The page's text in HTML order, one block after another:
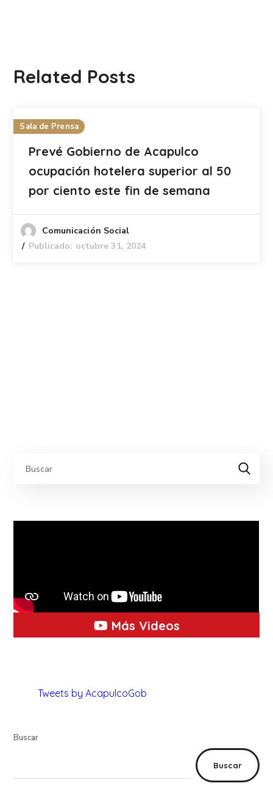
Related Posts
Sala de Prensa
Prevé Gobierno de Acapulco
ocupación hotelera superior al 50
por ciento este fin de semana
Comunicación Social
Publicado: octubre 31, 2024
Más Videos
Tweets by AcapulcoGob
Buscar
Buscar